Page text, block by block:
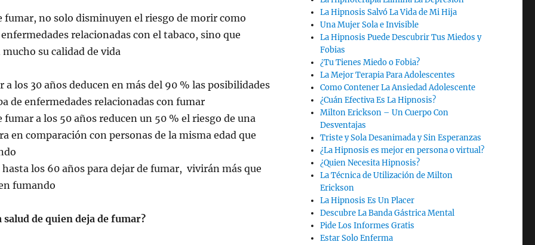
fumar, no solo disminuyen el riesgo de morir como
relacionadas con el tabaco, sino que
su calidad de vida
a los 30 años deducen en más del 90 % las posibilidades
de enfermedades relacionadas con fumar
fumar a los 50 años reducen un 50 % el riesgo de una
en comparación con personas de la misma edad que
hasta los 60 años para dejar de fumar, vivirán más que
fumando
salud de quien deja de fumar?
La Hipnosis Salvó La Vida de Mi Hija
Una Mujer Sola e Invisible
La Hipnosis Puede Descubrir Tus Miedos y
Fobias
¿Tu Tienes Miedo o Fobia?
La Mejor Terapia Para Adolescentes
Como Contener La Ansiedad Adolescente
¿Cuán Efectiva Es La Hipnosis?
Milton Erickson – Un Cuerpo Con
Desventajas
Triste y Sola Desanimada y Sin Esperanzas
¿La Hipnosis es mejor en persona o virtual?
¿Quien Necesita Hipnosis?
La Técnica de Utilización de Milton
Erickson
La Hipnosis Es Un Placer
Descubre La Banda Gástrica Mental
Pide Los Informes Gratis
Estar Solo Enferma